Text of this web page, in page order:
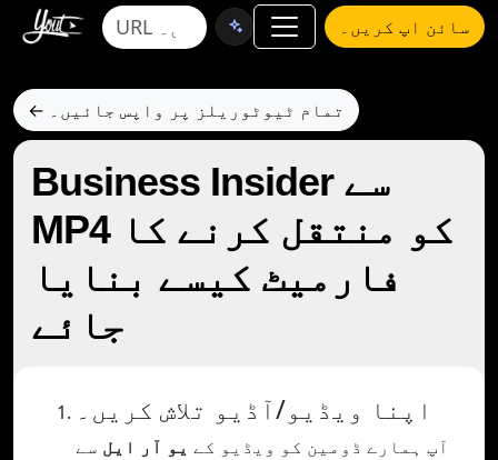
سائن اپ کریں۔
← تمام ٹیوٹوریلز پر واپس جائیں۔
Business Insider سے
MP4 کو منتقل کرنے کا
فارمیٹ کیسے بنایا
جائے
اپنا ویڈیو/آڈیو تلاش کریں۔
آپ ہمارے ڈومین کو ویڈیو کے یو آر ایل سے